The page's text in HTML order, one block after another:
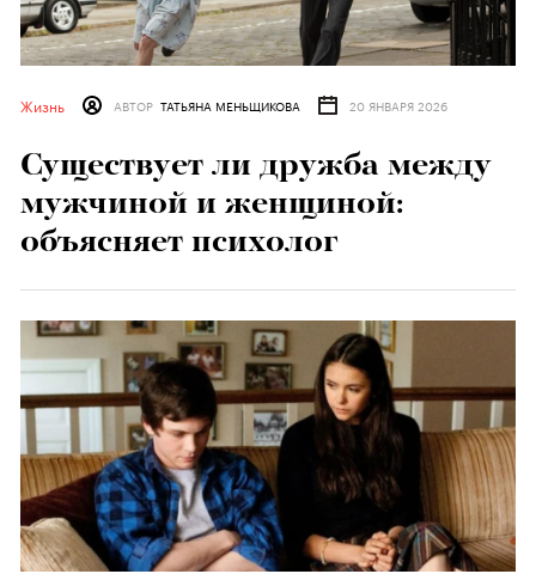
Жизнь АВТОР ТАТЬЯНА МЕНЬЩИКОВА 20 ЯНВАРЯ 2026
Существует ли дружба между
мужчиной и женщиной:
объясняет психолог